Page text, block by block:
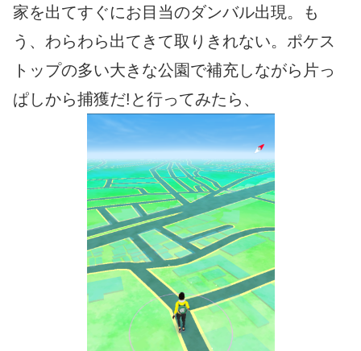
家を出てすぐにお目当のダンバル出現。も
う、わらわら出てきて取りきれない。ポケス
トップの多い大きな公園で補充しながら片っ
ぱしから捕獲だ!と行ってみたら、